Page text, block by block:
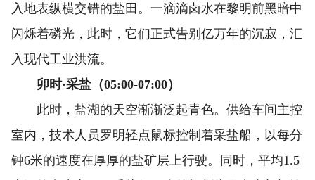
入地表纵横交错的盐田。一滴滴卤水在黎明前黑暗中
闪烁着磷光，此时，它们正式告别亿万年的沉寂，汇
入现代工业洪流。
卯时·采盐（05:00-07:00）
此时，盐湖的天空渐渐泛起青色。供给车间主控
室内，技术人员罗明轻点鼠标控制着采盐船，以每分
钟6米的速度在厚厚的盐矿层上行驶。同时，平均1.5